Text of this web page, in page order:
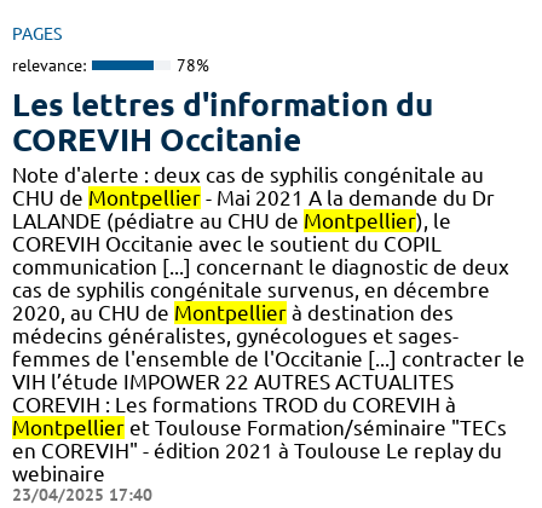
PAGES
relevance: 78%
Les lettres d'information du
COREVIH Occitanie
Note d'alerte : deux cas de syphilis congénitale au
CHU de Montpellier - Mai 2021 A la demande du Dr
LALANDE (pédiatre au CHU de Montpellier), le
COREVIH Occitanie avec le soutient du COPIL
communication [...] concernant le diagnostic de deux
cas de syphilis congénitale survenus, en décembre
2020, au CHU de Montpellier à destination des
médecins généralistes, gynécologues et sages-
femmes de l'ensemble de l'Occitanie [...] contracter le
VIH l’étude IMPOWER 22 AUTRES ACTUALITES
COREVIH : Les formations TROD du COREVIH à
Montpellier et Toulouse Formation/séminaire "TECs
en COREVIH" - édition 2021 à Toulouse Le replay du
webinaire
23/04/2025 17:40